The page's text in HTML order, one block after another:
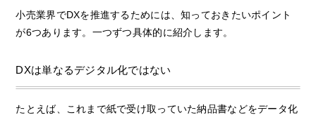
小売業界でDXを推進するためには、知っておきたいポイント
が6つあります。一つずつ具体的に紹介します。
DXは単なるデジタル化ではない
たとえば、これまで紙で受け取っていた納品書などをデータ化